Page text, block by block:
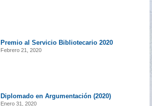
Premio al Servicio Bibliotecario 2020
Febrero 21, 2020
Diplomado en Argumentación (2020)
Enero 31, 2020